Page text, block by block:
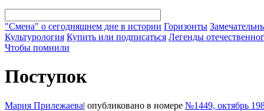
"Смена" о сегодняшнем дне в истории Горизонты
Культурология Купить или подписаться Легенды
Чтобы помнили
Поступок
Мария Прилежаева| опубликовано в номере №1449, октябрь